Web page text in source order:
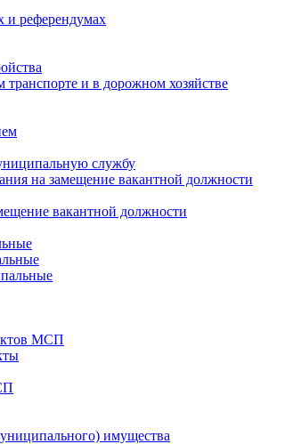
и референдумах
и в дорожном хозяйстве
службу
на замещение вакантной должности
вакантной должности
МСП
имущества